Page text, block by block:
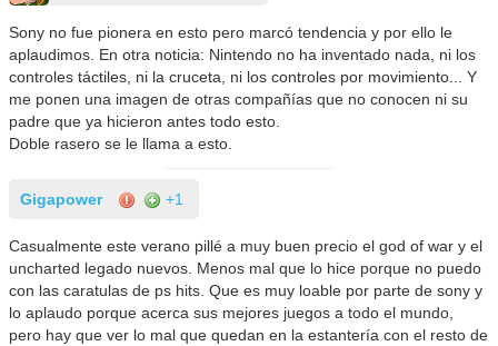
Sony no fue pionera en esto pero marcó tendencia y por ello le
aplaudimos. En otra noticia: Nintendo no ha inventado nada, ni los
controles táctiles, ni la cruceta, ni los controles por movimiento... Y
me ponen una imagen de otras compañías que no conocen ni su
padre que ya hicieron antes todo esto.
Doble rasero se le llama a esto.
Gigapower +1
Casualmente este verano pillé a muy buen precio el god of war y el
uncharted legado nuevos. Menos mal que lo hice porque no puedo
con las caratulas de ps hits. Que es muy loable por parte de sony y
lo aplaudo porque acerca sus mejores juegos a todo el mundo,
pero hay que ver lo mal que quedan en la estantería con el resto de